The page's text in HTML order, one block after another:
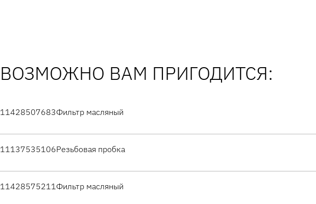
ВОЗМОЖНО ВАМ ПРИГОДИТСЯ:
11428507683Фильтр масляный
11137535106Резьбовая пробка
11428575211Фильтр масляный